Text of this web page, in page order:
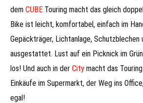
dem CUBE Touring macht das gleich
Bike ist leicht, komfortabel, einfach im
Gepäckträger, Lichtanlage, Schutzblechen
ausgestattet. Lust auf ein Picknick im
los! Und auch in der City macht das
Einkäufe im Supermarkt, der Weg ins
egal!